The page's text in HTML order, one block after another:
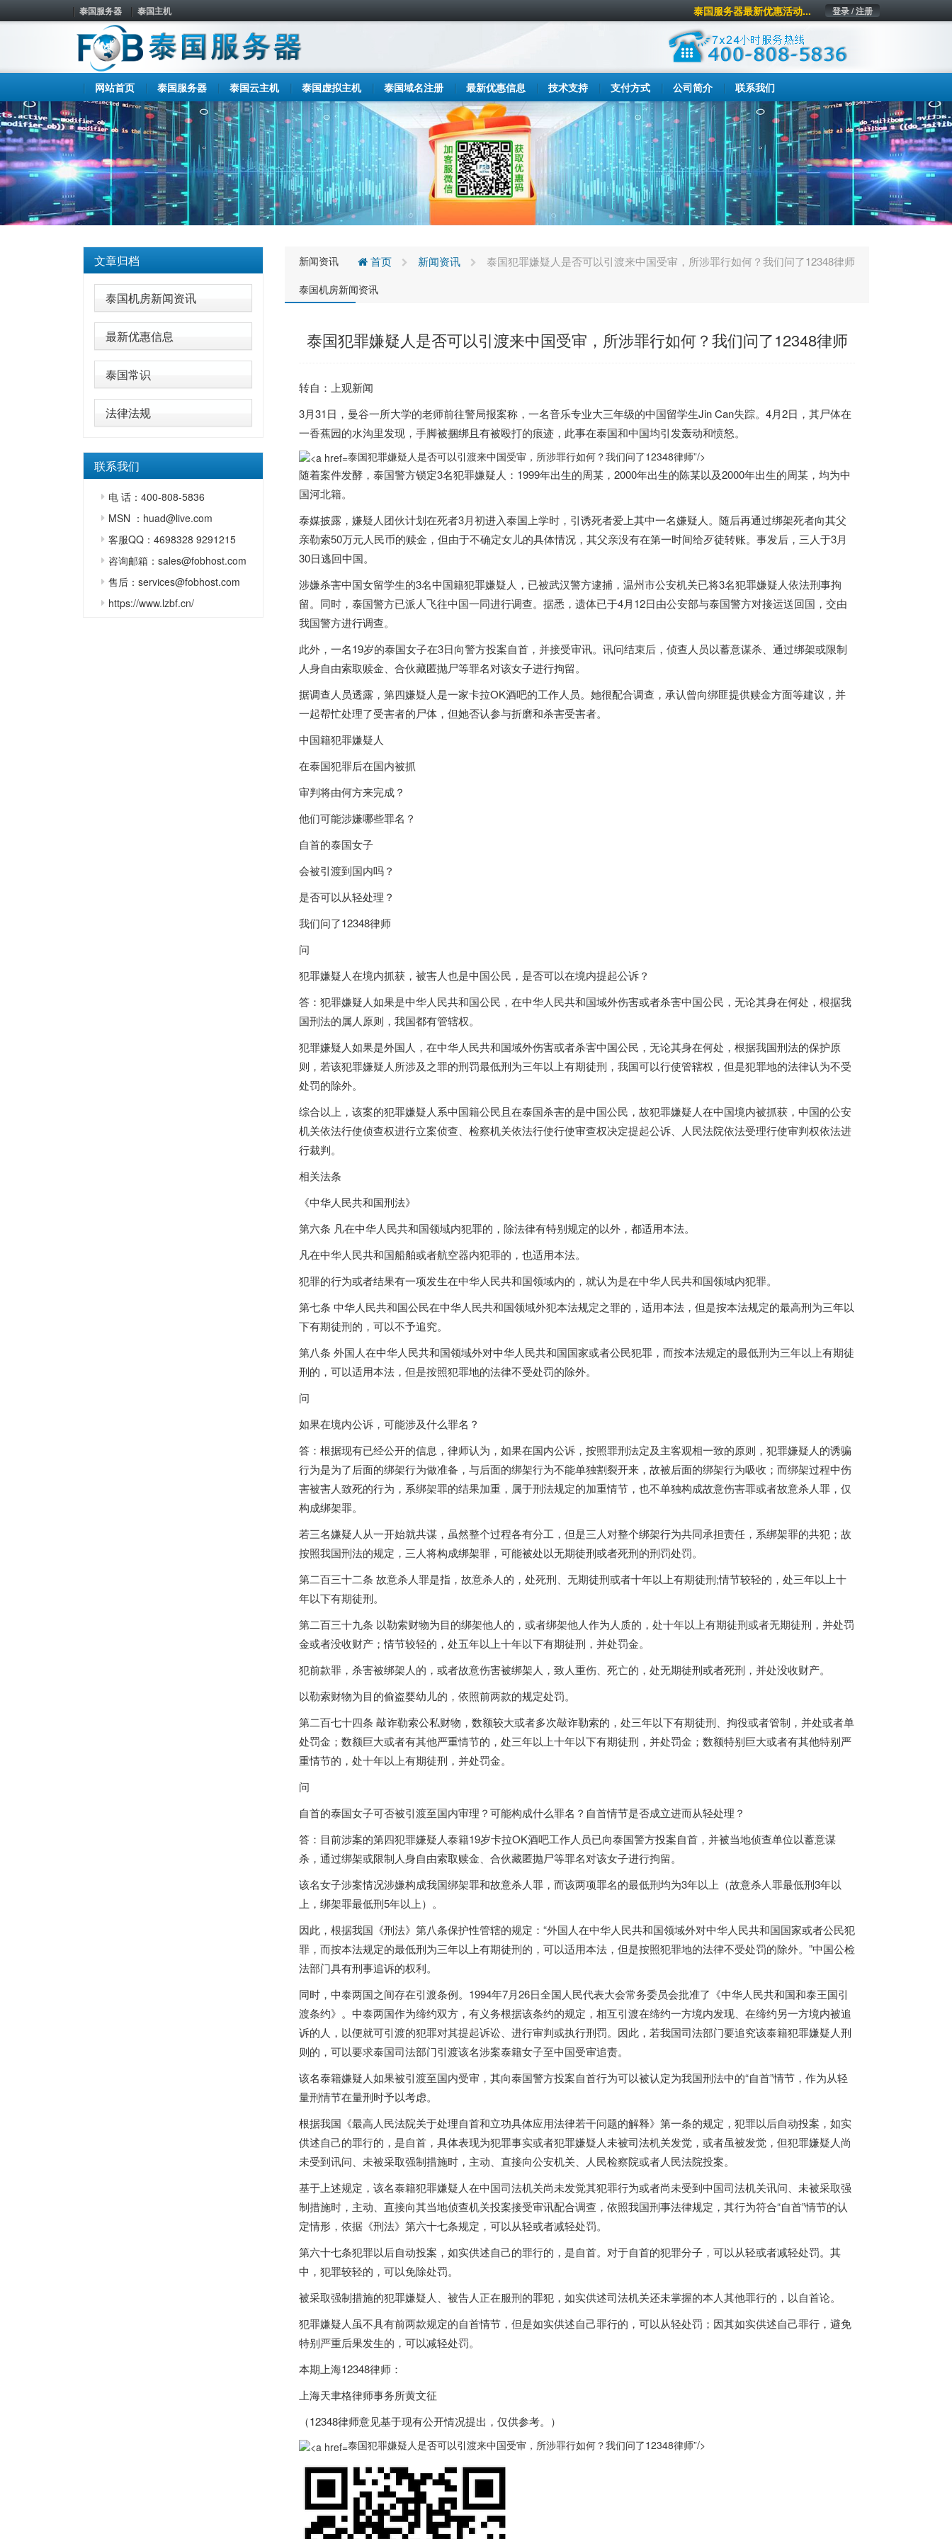
泰国服务器 泰国主机 登录 / 注册
泰国服务器最新优惠活动...
网站首页 泰国服务器 泰国云主机 泰国虚拟主机 泰国域名注册 最新优惠信息 技术支持 支付方式 公司简介 联系我们
文章归档
泰国机房新闻资讯
最新优惠信息
泰国常识
法律法规
联系我们
电 话：400-808-5836
MSN ：huad@live.com
客服QQ：4698328 9291215
咨询邮箱：sales@fobhost.com
售后：services@fobhost.com
https://www.lzbf.cn/
新闻资讯
泰国机房新闻资讯
首页 新闻资讯 泰国犯罪嫌疑人是否可以引渡来中国受审，所涉罪行如何？我们问了12348律师
泰国犯罪嫌疑人是否可以引渡来中国受审，所涉罪行如何？我们问了12348律师
转自：上观新闻
3月31日，曼谷一所大学的老师前往警局报案称，一名音乐专业大三年级的中国留学生Jin Can失踪。4月2日，其尸体在
一香蕉园的水沟里发现，手脚被捆绑且有被殴打的痕迹，此事在泰国和中国均引发轰动和愤怒。
泰国犯罪嫌疑人是否可以引渡来中国受审，所涉罪行如何？我们问了12348律师”/>
随着案件发酵， 泰国警方锁定3名犯罪嫌疑人：1999年出生的周某，2000年出生的陈某以及2000年出生的周某，均为中
国河北籍。
泰媒披露，嫌疑人团伙计划在死者3月初进入泰国上学时，引诱死者爱上其中一名嫌疑人。随后再通过绑架死者向其父
亲勒索50万元人民币的赎金，但由于不确定女儿的具体情况，其父亲没有在第一时间给歹徒转账。事发后，三人于3月
30日逃回中国。
涉嫌杀害中国女留学生的3名中国籍犯罪嫌疑人，已被武汉警方逮捕，温州市公安机关已将3名犯罪嫌疑人依法刑事拘
留。同时， 泰国警方已派人飞往中国一同进行调查。据悉，遗体已于4月12日由公安部与泰国警方对接运送回国，交由
我国警方进行调查。
此外，一名19岁的泰国女子在3日向警方投案自首，并接受审讯。讯问结束后，侦查人员以蓄意谋杀、通过绑架或限制
人身自由索取赎金、合伙藏匿抛尸等罪名对该女子进行拘留。
据调查人员透露，第四嫌疑人是一家卡拉OK酒吧的工作人员。她很配合调查，承认曾向绑匪提供赎金方面等建议，并
一起帮忙处理了受害者的尸体，但她否认参与折磨和杀害受害者。
中国籍犯罪嫌疑人
在泰国犯罪后在国内被抓
审判将由何方来完成？
他们可能涉嫌哪些罪名？
自首的泰国女子
会被引渡到国内吗？
是否可以从轻处理？
我们问了12348律师
问
犯罪嫌疑人在境内抓获，被害人也是中国公民，是否可以在境内提起公诉？
答：犯罪嫌疑人如果是中华人民共和国公民，在中华人民共和国域外伤害或者杀害中国公民，无论其身在何处，根据我
国刑法的属人原则，我国都有管辖权。
犯罪嫌疑人如果是外国人，在中华人民共和国域外伤害或者杀害中国公民，无论其身在何处，根据我国刑法的保护原
则，若该犯罪嫌疑人所涉及之罪的刑罚最低刑为三年以上有期徒刑，我国可以行使管辖权，但是犯罪地的法律认为不受
处罚的除外。
综合以上，该案的犯罪嫌疑人系中国籍公民且在泰国杀害的是中国公民，故犯罪嫌疑人在中国境内被抓获，中国的公安
机关依法行使侦查权进行立案侦查、检察机关依法行使行使审查权决定提起公诉、人民法院依法受理行使审判权依法进
行裁判。
相关法条
《中华人民共和国刑法》
第六条 凡在中华人民共和国领域内犯罪的，除法律有特别规定的以外，都适用本法。
凡在中华人民共和国船舶或者航空器内犯罪的，也适用本法。
犯罪的行为或者结果有一项发生在中华人民共和国领域内的，就认为是在中华人民共和国领域内犯罪。
第七条 中华人民共和国公民在中华人民共和国领域外犯本法规定之罪的，适用本法，但是按本法规定的最高刑为三年以
下有期徒刑的，可以不予追究。
第八条 外国人在中华人民共和国领域外对中华人民共和国国家或者公民犯罪，而按本法规定的最低刑为三年以上有期徒
刑的，可以适用本法，但是按照犯罪地的法律不受处罚的除外。
问
如果在境内公诉，可能涉及什么罪名？
答：根据现有已经公开的信息，律师认为，如果在国内公诉，按照罪刑法定及主客观相一致的原则，犯罪嫌疑人的诱骗
行为是为了后面的绑架行为做准备，与后面的绑架行为不能单独割裂开来，故被后面的绑架行为吸收；而绑架过程中伤
害被害人致死的行为，系绑架罪的结果加重，属于刑法规定的加重情节，也不单独构成故意伤害罪或者故意杀人罪，仅
构成绑架罪。
若三名嫌疑人从一开始就共谋，虽然整个过程各有分工，但是三人对整个绑架行为共同承担责任，系绑架罪的共犯；故
按照我国刑法的规定，三人将构成绑架罪，可能被处以无期徒刑或者死刑的刑罚处罚。
第二百三十二条 故意杀人罪是指，故意杀人的，处死刑、无期徒刑或者十年以上有期徒刑;情节较轻的，处三年以上十
年以下有期徒刑。
第二百三十九条 以勒索财物为目的绑架他人的，或者绑架他人作为人质的，处十年以上有期徒刑或者无期徒刑，并处罚
金或者没收财产；情节较轻的，处五年以上十年以下有期徒刑，并处罚金。
犯前款罪，杀害被绑架人的，或者故意伤害被绑架人，致人重伤、死亡的，处无期徒刑或者死刑，并处没收财产。
以勒索财物为目的偷盗婴幼儿的，依照前两款的规定处罚。
第二百七十四条 敲诈勒索公私财物，数额较大或者多次敲诈勒索的，处三年以下有期徒刑、拘役或者管制，并处或者单
处罚金；数额巨大或者有其他严重情节的，处三年以上十年以下有期徒刑，并处罚金；数额特别巨大或者有其他特别严
重情节的，处十年以上有期徒刑，并处罚金。
问
自首的泰国女子可否被引渡至国内审理？可能构成什么罪名？自首情节是否成立进而从轻处理？
答：目前涉案的第四犯罪嫌疑人泰籍19岁卡拉OK酒吧工作人员已向泰国警方投案自首，并被当地侦查单位以蓄意谋
杀，通过绑架或限制人身自由索取赎金、合伙藏匿抛尸等罪名对该女子进行拘留。
该名女子涉案情况涉嫌构成我国绑架罪和故意杀人罪，而该两项罪名的最低刑均为3年以上（故意杀人罪最低刑3年以
上，绑架罪最低刑5年以上）。
因此，根据我国《刑法》第八条保护性管辖的规定：“外国人在中华人民共和国领域外对中华人民共和国国家或者公民犯
罪，而按本法规定的最低刑为三年以上有期徒刑的，可以适用本法，但是按照犯罪地的法律不受处罚的除外。”中国公检
法部门具有刑事追诉的权利。
同时，中泰两国之间存在引渡条例。1994年7月26日全国人民代表大会常务委员会批准了《中华人民共和国和泰王国引
渡条约》。中泰两国作为缔约双方，有义务根据该条约的规定，相互引渡在缔约一方境内发现、在缔约另一方境内被追
诉的人，以便就可引渡的犯罪对其提起诉讼、进行审判或执行刑罚。因此，若我国司法部门要追究该泰籍犯罪嫌疑人刑
则的，可以要求泰国司法部门引渡该名涉案泰籍女子至中国受审追责。
该名泰籍嫌疑人如果被引渡至国内受审，其向泰国警方投案自首行为可以被认定为我国刑法中的“自首”情节，作为从轻
量刑情节在量刑时予以考虑。
根据我国《最高人民法院关于处理自首和立功具体应用法律若干问题的解释》第一条的规定，犯罪以后自动投案，如实
供述自己的罪行的，是自首，具体表现为犯罪事实或者犯罪嫌疑人未被司法机关发觉，或者虽被发觉，但犯罪嫌疑人尚
未受到讯问、未被采取强制措施时，主动、直接向公安机关、人民检察院或者人民法院投案。
基于上述规定，该名泰籍犯罪嫌疑人在中国司法机关尚未发觉其犯罪行为或者尚未受到中国司法机关讯问、未被采取强
制措施时，主动、直接向其当地侦查机关投案接受审讯配合调查，依照我国刑事法律规定，其行为符合“自首”情节的认
定情形，依据《刑法》第六十七条规定，可以从轻或者减轻处罚。
第六十七条犯罪以后自动投案，如实供述自己的罪行的，是自首。对于自首的犯罪分子，可以从轻或者减轻处罚。其
中，犯罪较轻的，可以免除处罚。
被采取强制措施的犯罪嫌疑人、被告人正在服刑的罪犯，如实供述司法机关还未掌握的本人其他罪行的，以自首论。
犯罪嫌疑人虽不具有前两款规定的自首情节，但是如实供述自己罪行的，可以从轻处罚；因其如实供述自己罪行，避免
特别严重后果发生的，可以减轻处罚。
本期上海12348律师：
上海天聿格律师事务所黄文征
（12348律师意见基于现有公开情况提出，仅供参考。）
泰国犯罪嫌疑人是否可以引渡来中国受审，所涉罪行如何？我们问了12348律师”/>